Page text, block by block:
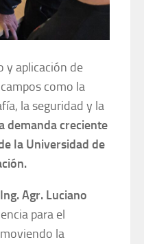
y aplicación de
como la
la seguridad y la
demanda creciente
la Universidad de
Agr. Luciano
para el
la